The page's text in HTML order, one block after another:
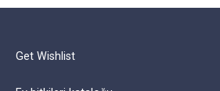
Get Wishlist